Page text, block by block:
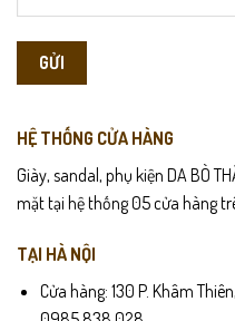
HỆ THỐNG CỬA HÀNG
Giày, sandal, phụ kiện DA BÒ
mặt tại hệ thống 05 cửa hàng
TẠI HÀ NỘI
Cửa hàng: 130 P. Khâm